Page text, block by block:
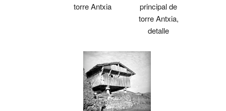
torre Antxia
principal de
torre Antxia,
detalle